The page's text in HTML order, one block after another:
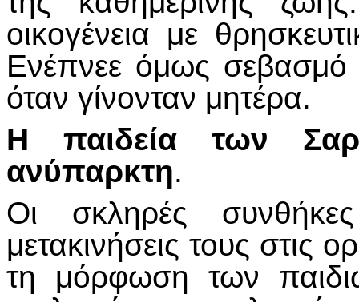
οικογένεια με
Ενέπνεε όμως σεβασμό
όταν γίνονταν μητέρα.
Η παιδεία των
ανύπαρκτη.
Οι σκληρές
μετακινήσεις τους στις
τη μόρφωση των